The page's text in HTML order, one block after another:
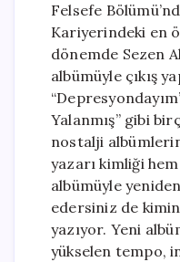
Felsefe
Kariyerindeki en
dönemde Sezen
albümüyle çıkış
Yalanmış” gibi
nostalji
yazarı kimliği
albümüyle
edersiniz de
yazıyor. Yeni
yükselen tempo,